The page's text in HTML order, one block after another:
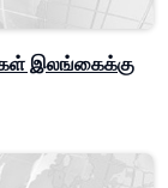
இலங்கைக்கு